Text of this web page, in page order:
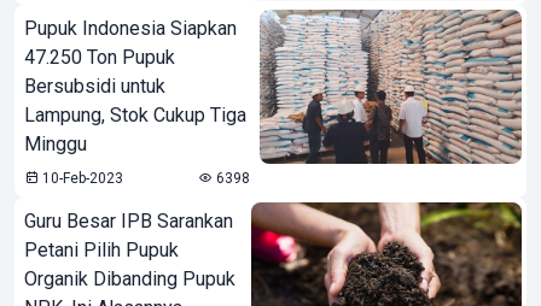
Pupuk Indonesia Siapkan
47.250 Ton Pupuk
Bersubsidi untuk
Lampung, Stok Cukup Tiga
Minggu
10-Feb-2023 6398
Guru Besar IPB Sarankan
Petani Pilih Pupuk
Organik Dibanding Pupuk